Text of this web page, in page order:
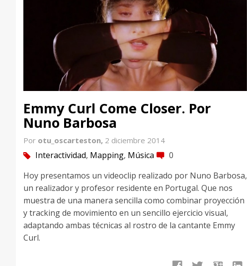
Emmy Curl Come Closer. Por
Nuno Barbosa
Por otu_oscarteston, 2 diciembre 2014
tag Interactividad, Mapping, Música comment 0
Hoy presentamos un videoclip realizado por Nuno Barbosa,
un realizador y profesor residente en Portugal. Que nos
muestra de una manera sencilla como combinar proyección
y tracking de movimiento en un sencillo ejercicio visual,
adaptando ambas técnicas al rostro de la cantante Emmy
Curl.